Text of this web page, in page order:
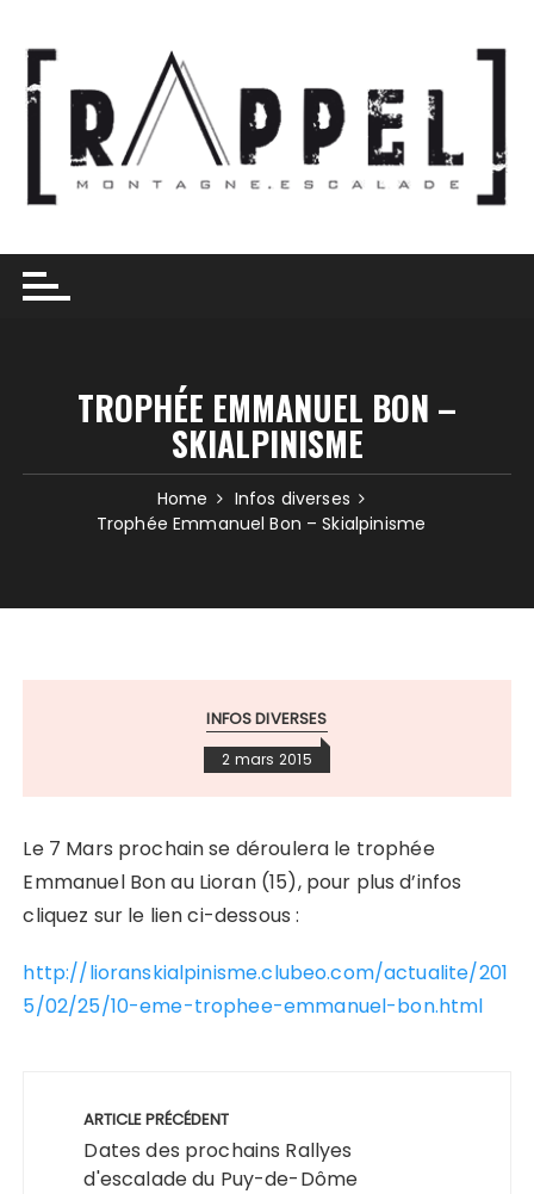
content
TROPHÉE EMMANUEL BON –
SKIALPINISME
Home
Infos diverses
Trophée Emmanuel Bon – Skialpinisme
INFOS DIVERSES
2 mars 2015
Le 7 Mars prochain se déroulera le trophée
Emmanuel Bon au Lioran (15), pour plus d’infos
cliquez sur le lien ci-dessous :
http://lioranskialpinisme.clubeo.com/actualite/201
5/02/25/10-eme-trophee-emmanuel-bon.html
l’article
ARTICLE PRÉCÉDENT
Dates des prochains Rallyes
d'escalade du Puy-de-Dôme